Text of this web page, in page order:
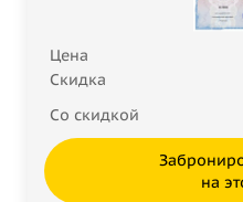
Цена
Скидка
Со скидкой
на